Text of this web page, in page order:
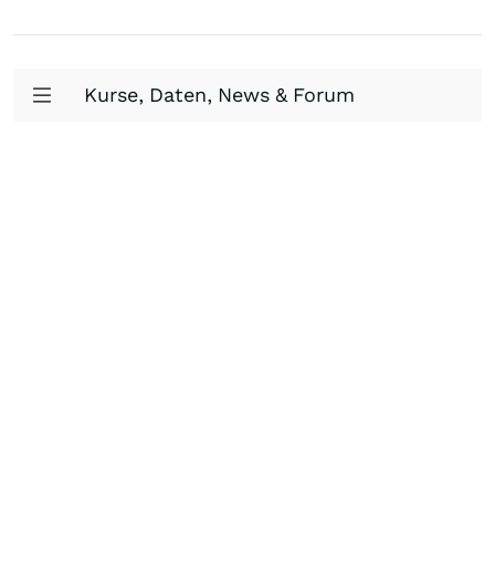
Kurse, Daten, News & Forum